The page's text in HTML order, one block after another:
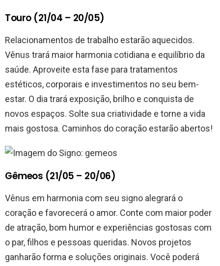
Touro (21/04 – 20/05)
Relacionamentos de trabalho estarão aquecidos.
Vênus trará maior harmonia cotidiana e equilíbrio da
saúde. Aproveite esta fase para tratamentos
estéticos, corporais e investimentos no seu bem-
estar. O dia trará exposição, brilho e conquista de
novos espaços. Solte sua criatividade e torne a vida
mais gostosa. Caminhos do coração estarão abertos!
Gêmeos (21/05 – 20/06)
Vênus em harmonia com seu signo alegrará o
coração e favorecerá o amor. Conte com maior poder
de atração, bom humor e experiências gostosas com
o par, filhos e pessoas queridas. Novos projetos
ganharão forma e soluções originais. Você poderá